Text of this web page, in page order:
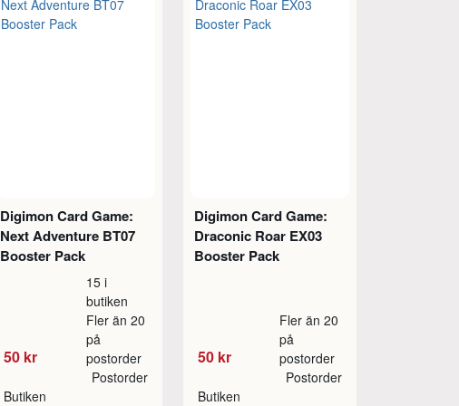
Digimon Card Game:
Next Adventure BT07
Booster Pack
50 kr
15 i
butiken
Fler än 20
på
postorder
Butiken
Postorder
Digimon Card Game:
Draconic Roar EX03
Booster Pack
50 kr
Fler än 20
på
postorder
Butiken
Postorder